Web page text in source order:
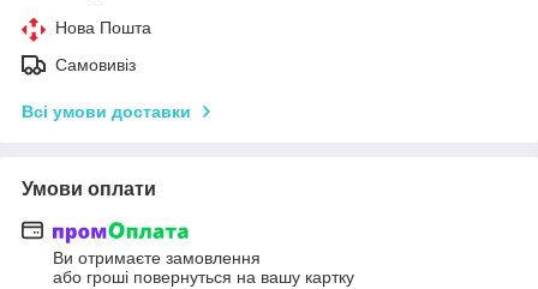
Нова Пошта
Самовивіз
Всі умови доставки
Умови оплати
Ви отримаєте замовлення
або гроші повернуться на вашу картку